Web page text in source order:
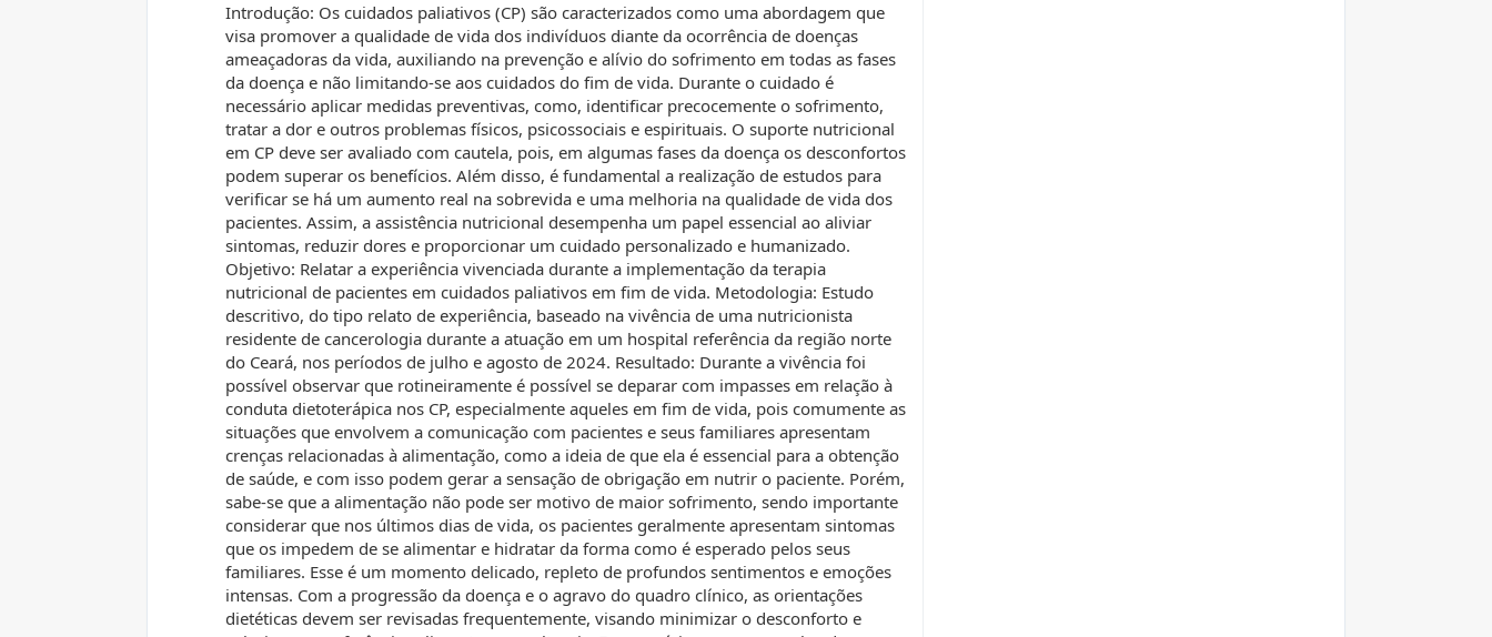
Introdução: Os cuidados paliativos (CP) são caracterizados como uma abordagem que
visa promover a qualidade de vida dos indivíduos diante da ocorrência de doenças
ameaçadoras da vida, auxiliando na prevenção e alívio do sofrimento em todas as fases
da doença e não limitando-se aos cuidados do fim de vida. Durante o cuidado é
necessário aplicar medidas preventivas, como, identificar precocemente o sofrimento,
tratar a dor e outros problemas físicos, psicossociais e espirituais. O suporte nutricional
em CP deve ser avaliado com cautela, pois, em algumas fases da doença os desconfortos
podem superar os benefícios. Além disso, é fundamental a realização de estudos para
verificar se há um aumento real na sobrevida e uma melhoria na qualidade de vida dos
pacientes. Assim, a assistência nutricional desempenha um papel essencial ao aliviar
sintomas, reduzir dores e proporcionar um cuidado personalizado e humanizado.
Objetivo: Relatar a experiência vivenciada durante a implementação da terapia
nutricional de pacientes em cuidados paliativos em fim de vida. Metodologia: Estudo
descritivo, do tipo relato de experiência, baseado na vivência de uma nutricionista
residente de cancerologia durante a atuação em um hospital referência da região norte
do Ceará, nos períodos de julho e agosto de 2024. Resultado: Durante a vivência foi
possível observar que rotineiramente é possível se deparar com impasses em relação à
conduta dietoterápica nos CP, especialmente aqueles em fim de vida, pois comumente as
situações que envolvem a comunicação com pacientes e seus familiares apresentam
crenças relacionadas à alimentação, como a ideia de que ela é essencial para a obtenção
de saúde, e com isso podem gerar a sensação de obrigação em nutrir o paciente. Porém,
sabe-se que a alimentação não pode ser motivo de maior sofrimento, sendo importante
considerar que nos últimos dias de vida, os pacientes geralmente apresentam sintomas
que os impedem de se alimentar e hidratar da forma como é esperado pelos seus
familiares. Esse é um momento delicado, repleto de profundos sentimentos e emoções
intensas. Com a progressão da doença e o agravo do quadro clínico, as orientações
dietéticas devem ser revisadas frequentemente, visando minimizar o desconforto e